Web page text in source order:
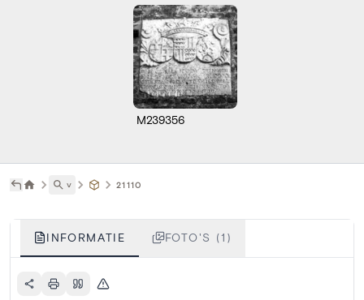
M239356
˅ 21110
INFORMATIE FOTO'S (1)